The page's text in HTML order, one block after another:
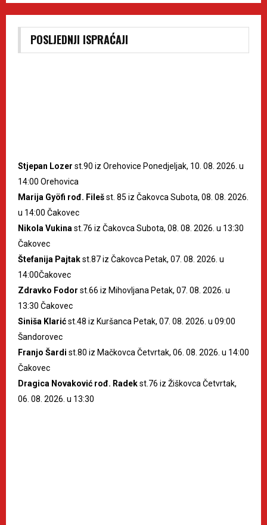
POSLJEDNJI ISPRAĆAJI
Stjepan Lozer st.90 iz Orehovice Ponedjeljak, 10. 08. 2026. u
14:00 Orehovica
Marija Gyöfi rođ. Filešst. 85 iz Čakovca Subota, 08. 08. 2026.
u 14:00 Čakovec
Nikola Vukina st.76 iz Čakovca Subota, 08. 08. 2026. u 13:30
Čakovec
Štefanija Pajtakst.87 iz Čakovca Petak, 07. 08. 2026. u
14:00Čakovec
Zdravko Fodor st.66 iz Mihovljana Petak, 07. 08. 2026. u
13:30 Čakovec
Siniša Klarićst.48 iz Kuršanca Petak, 07. 08. 2026. u 09:00
Šandorovec
Franjo Šardi st.80 iz Mačkovca Četvrtak, 06. 08. 2026. u 14:00
Čakovec
Dragica Novaković rođ. Radekst.76 iz Žiškovca Četvrtak,
06. 08. 2026. u 13:30